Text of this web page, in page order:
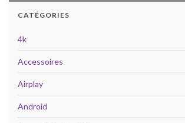
CATÉGORIES
4k
Accessoires
Airplay
Android